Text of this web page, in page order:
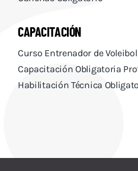
Contacto
CAPACITACIÓN
Curso Entrenador de
Capacitación Obligatoria
Habilitación Técnica